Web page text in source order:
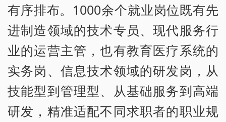
有序排布。1000余个就业岗位既有先
进制造领域的技术专员、现代服务行
业的运营主管，也有教育医疗系统的
实务岗、信息技术领域的研发岗，从
技能型到管理型、从基础服务到高端
研发，精准适配不同求职者的职业规